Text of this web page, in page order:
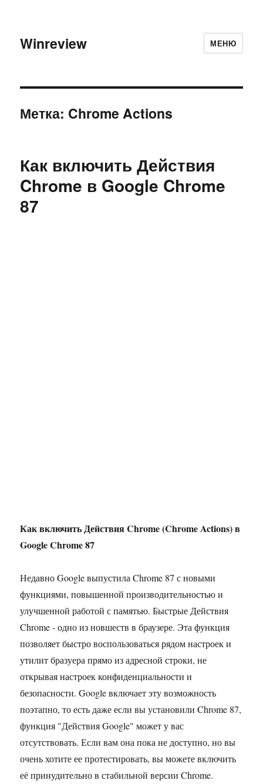
Winreview МЕНЮ
Метка: Chrome Actions
Как включить Действия
Chrome в Google Chrome
87
Как включить Действия Chrome (Chrome Actions) в
Google Chrome 87
Недавно Google выпустила Chrome 87 с новыми
функциями, повышенной производительностью и
улучшенной работой с памятью. Быстрые Действия
Chrome - одно из новшеств в браузере. Эта функция
позволяет быстро воспользоваться рядом настроек и
утилит бразуера прямо из адресной строки, не
открывая настроек конфиденциальности и
безопасности. Google включает эту возможность
поэтапно, то есть даже если вы установили Chrome 87,
функция "Действия Google" может у вас
отсутствовать. Если вам она пока не доступно, но вы
очень хотите ее протестировать, вы можете включить
её принудительно в стабильной версии Chrome.